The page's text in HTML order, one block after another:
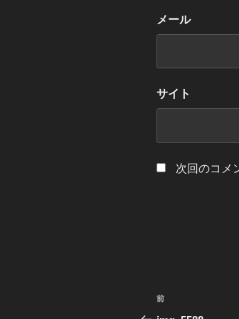
メール
サイト
次回のコメ
投
前
前